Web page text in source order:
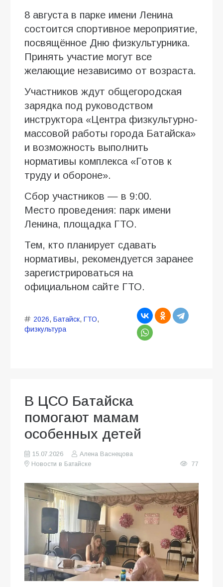
8 августа в парке имени Ленина
состоится спортивное мероприятие,
посвящённое Дню физкультурника.
Принять участие могут все
желающие независимо от возраста.
Участников ждут общегородская
зарядка под руководством
инструктора «Центра физкультурно-
массовой работы города Батайска»
и возможность выполнить
нормативы комплекса «Готов к
труду и обороне».
Сбор участников — в 9:00.
Место проведения: парк имени
Ленина, площадка ГТО.
Тем, кто планирует сдавать
нормативы, рекомендуется заранее
зарегистрироваться на
официальном сайте ГТО.
2026, Батайск, ГТО,
физкультура
В ЦСО Батайска
помогают мамам
особенных детей
15.07.2026
Алена Васнецова
Новости в Батайске
77